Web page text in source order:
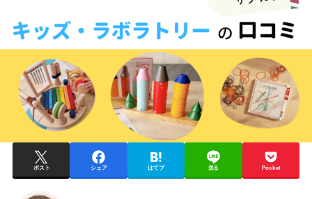
ポスト シェア はてブ 送る Pocket